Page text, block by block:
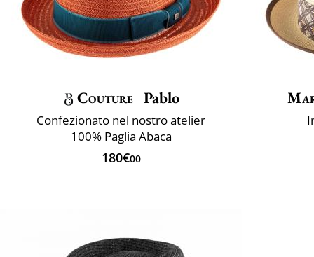
Couture Pablo
Confezionato nel nostro atelier
100% Paglia Abaca
180€00